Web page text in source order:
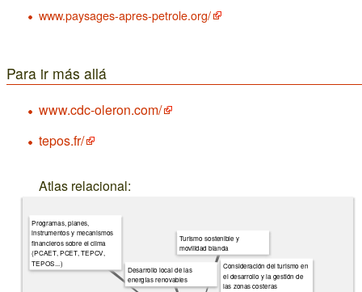
www.paysages-apres-petrole.org/
Para ir más allá
www.cdc-oleron.com/
tepos.fr/
Atlas relacional:
Consideración del turismo en
el desarrollo y la gestión de
las zonas costeras
Turismo sostenible y
movilidad blanda
Desarrollo local de las
energías renovables
Programas, planes,
instrumentos y mecanismos
financieros sobre el clima
(PCAET, PCET, TEPCV,
TEPOS...)